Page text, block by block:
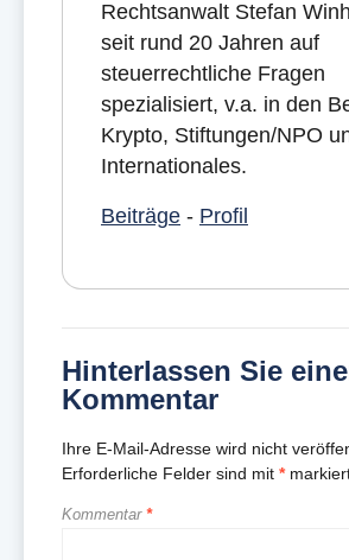
Rechtsanwalt Stefan
seit rund 20 Jahren auf
steuerrechtliche Fragen
spezialisiert, v.a. in den
Krypto, Stiftungen/NPO
Internationales.
Beiträge - Profil
Hinterlassen Sie
Kommentar
Ihre E-Mail-Adresse wird nicht
Erforderliche Felder sind mit *
Kommentar *